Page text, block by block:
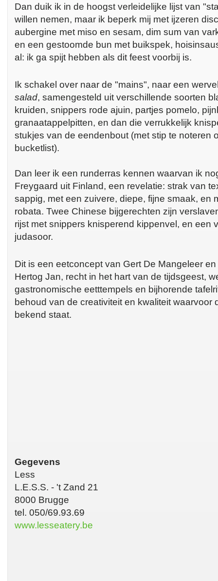
Dan duik ik in de hoogst verleidelijke lijst van
willen nemen, maar ik beperk mij met ijzeren
aubergine met miso en sesam, dim sum van
en een gestoomde bun met buikspek,
al: ik ga spijt hebben als dit feest voorbij is.
Ik schakel over naar de "mains", naar een
salad, samengesteld uit verschillende soorten
kruiden, snippers rode ajuin, partjes pomelo,
granaatappelpitten, en dan die verrukkelijk
stukjes van de eendenbout (met stip te noteren
bucketlist).
Dan leer ik een runderras kennen waarvan ik
Freygaard uit Finland, een revelatie: strak van
sappig, met een zuivere, diepe, fijne smaak, en
robata. Twee Chinese bijgerechten zijn
rijst met snippers knisperend kippenvel, en een
judasoor.
Dit is een eetconcept van Gert De Mangeleer
Hertog Jan, recht in het hart van de tijdsgeest,
gastronomische eetttempels en bijhorende
behoud van de creativiteit en kwaliteit waarvoor
bekend staat.
Gegevens
Less
L.E.S.S. - 't Zand 21
8000 Brugge
tel. 050/69.93.69
www.lesseatery.be